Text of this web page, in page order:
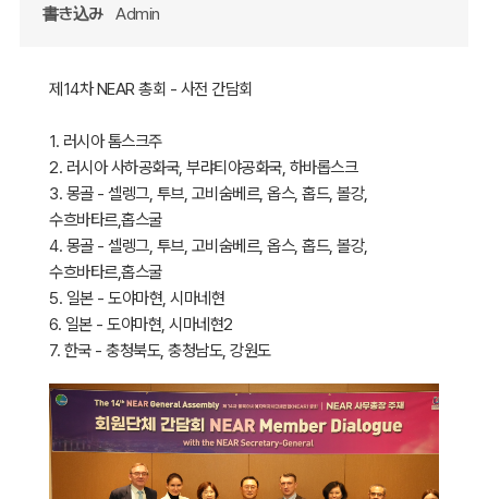
書き込み Admin
제14차 NEAR 총회 - 사전 간담회
1. 러시아 톰스크주
2. 러시아 사하공화국, 부랴티야공화국, 하바롭스크
3. 몽골 - 셀렝그, 투브, 고비숨베르, 옵스, 홉드, 볼강,
수흐바타르,홉스굴
4. 몽골 - 셀렝그, 투브, 고비숨베르, 옵스, 홉드, 볼강,
수흐바타르,홉스굴
5. 일본 - 도야마현, 시마네현
6. 일본 - 도야마현, 시마네현2
7. 한국 - 충청북도, 충청남도, 강원도